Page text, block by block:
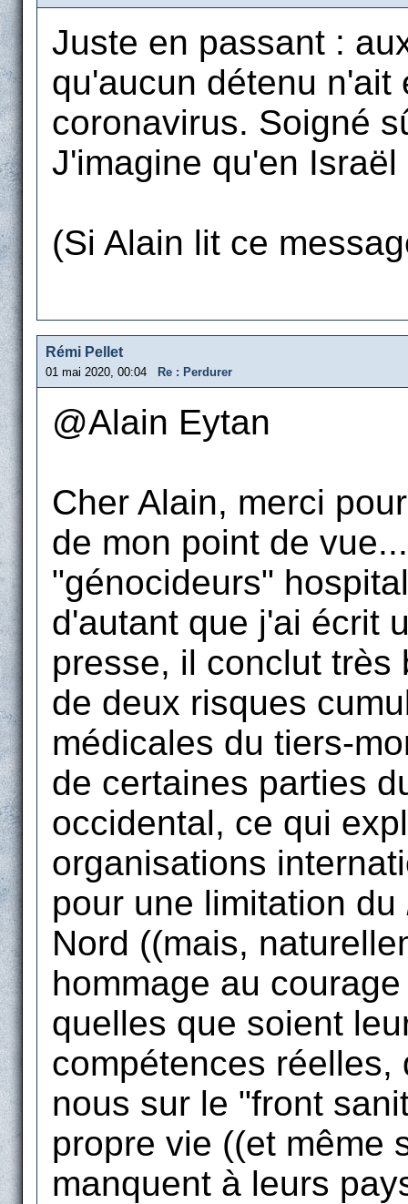
Juste en passant :
qu'aucun détenu
coronavirus. Soigné
J'imagine qu'en
(Si Alain lit ce
Rémi Pellet
01 mai 2020, 00:04 Re : Perdurer
@Alain Eytan
Cher Alain, merci
de mon point de
"génocideurs"
d'autant que j'ai écrit
presse, il conclut très
de deux risques
médicales du tiers-
de certaines parties
occidental, ce qui
organisations
pour une limitation du
Nord ((mais,
hommage au
quelles que soient
compétences
nous sur le "front
propre vie ((et même
manquent à leurs